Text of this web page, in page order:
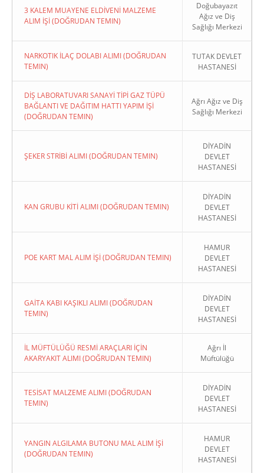
3 KALEM MUAYENE ELDİVENİ MALZEME
ALIM İŞİ (DOĞRUDAN TEMIN)
Doğubayazıt
Ağız ve Diş
Sağlığı Merkezi
NARKOTIK İLAÇ DOLABI ALIMI (DOĞRUDAN
TEMIN)
TUTAK DEVLET
HASTANESİ
DİŞ LABORATUVARI SANAYİ TİPİ GAZ TÜPÜ
BAĞLANTI VE DAĞITIM HATTI YAPIM İŞİ
(DOĞRUDAN TEMIN)
Ağrı Ağız ve Diş
Sağlığı Merkezi
ŞEKER STRİBİ ALIMI (DOĞRUDAN TEMIN)
DİYADİN
DEVLET
HASTANESİ
KAN GRUBU KİTİ ALIMI (DOĞRUDAN TEMIN)
DİYADİN
DEVLET
HASTANESİ
POE KART MAL ALIM İŞİ (DOĞRUDAN TEMIN)
HAMUR
DEVLET
HASTANESİ
GAİTA KABI KAŞIKLI ALIMI (DOĞRUDAN
TEMIN)
DİYADİN
DEVLET
HASTANESİ
İL MÜFTÜLÜĞÜ RESMİ ARAÇLARI İÇİN
AKARYAKIT ALIMI (DOĞRUDAN TEMIN)
Ağrı İl
Müftülüğü
TESİSAT MALZEME ALIMI (DOĞRUDAN
TEMIN)
DİYADİN
DEVLET
HASTANESİ
YANGIN ALGILAMA BUTONU MAL ALIM İŞİ
(DOĞRUDAN TEMIN)
HAMUR
DEVLET
HASTANESİ